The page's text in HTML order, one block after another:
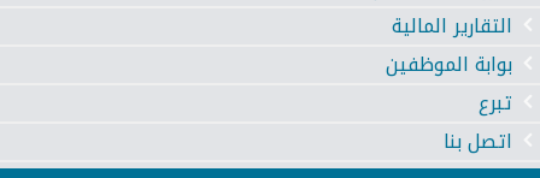
التقارير المالية
بوابة الموظفين
تبرع
اتصل بنا